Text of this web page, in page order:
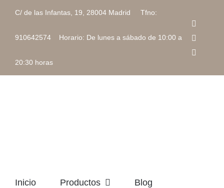
contenido
C/ de las Infantas, 19, 28004 Madrid Tfno:
910642574 Horario: De lunes a sábado de 10:00 a
20:30 horas
Inicio Productos Blog